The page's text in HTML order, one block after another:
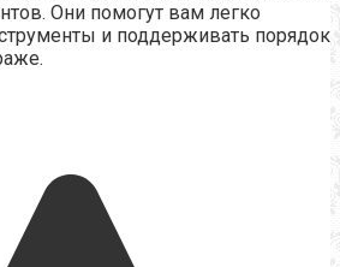
Они помогут вам легко
и поддерживать порядок